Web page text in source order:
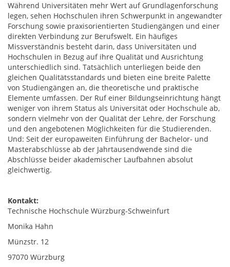
Während Universitäten mehr Wert auf Grundlagenforschung
legen, sehen Hochschulen ihren Schwerpunkt in angewandter
Forschung sowie praxisorientierten Studiengängen und einer
direkten Verbindung zur Berufswelt. Ein häufiges
Missverständnis besteht darin, dass Universitäten und
Hochschulen in Bezug auf ihre Qualität und Ausrichtung
unterschiedlich sind. Tatsächlich unterliegen beide den
gleichen Qualitätsstandards und bieten eine breite Palette
von Studiengängen an, die theoretische und praktische
Elemente umfassen. Der Ruf einer Bildungseinrichtung hängt
weniger von ihrem Status als Universität oder Hochschule ab,
sondern vielmehr von der Qualität der Lehre, der Forschung
und den angebotenen Möglichkeiten für die Studierenden.
Und: Seit der europaweiten Einführung der Bachelor- und
Masterabschlüsse ab der Jahrtausendwende sind die
Abschlüsse beider akademischer Laufbahnen absolut
gleichwertig.
Kontakt:
Technische Hochschule Würzburg-Schweinfurt
Monika Hahn
Münzstr. 12
97070 Würzburg